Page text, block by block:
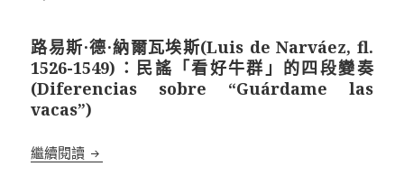
路易斯·德·納爾瓦埃斯(Luis de Narváez, fl.
1526-1549)：民謠「看好牛群」的四段變奏
(Diferencias sobre “Guárdame las
vacas”)
繼續閱讀 路易斯·德·納爾瓦埃斯(Luis de Narváez, fl. 1526-